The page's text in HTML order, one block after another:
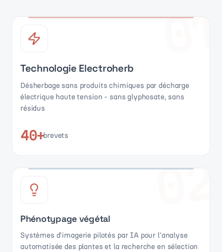
01
Technologie Electroherb
Désherbage sans produits chimiques par décharge
électrique haute tension - sans glyphosate, sans
résidus
40+brevets
02
Phénotypage végétal
Systèmes d'imagerie pilotés par IA pour l'analyse
automatisée des plantes et la recherche en sélection